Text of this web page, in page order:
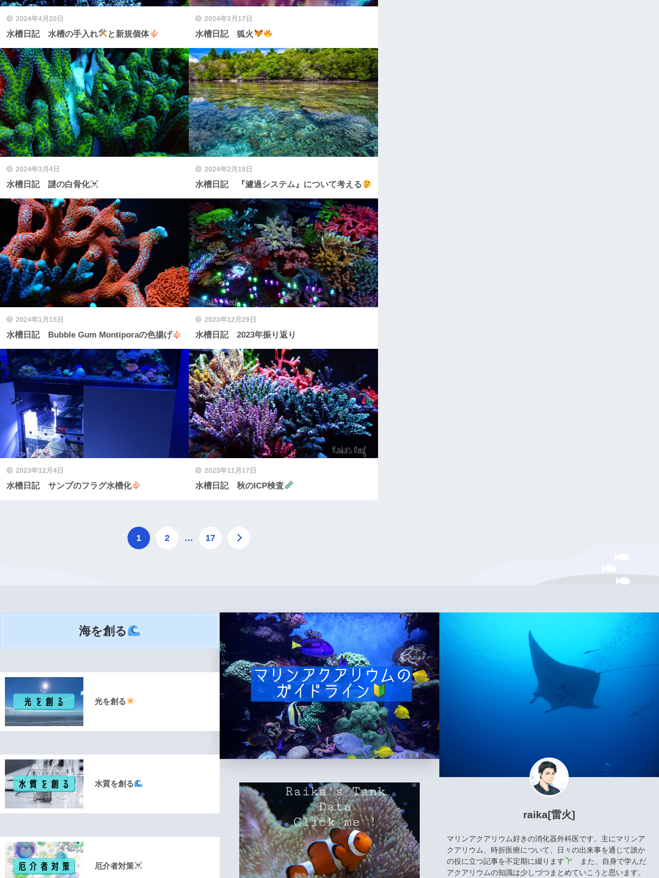
2024年4月20日
水槽日記 水槽の手入れ と新規個体
2024年3月17日
水槽日記 狐火
2024年3月4日
水槽日記 謎の白骨化
2024年2月18日
水槽日記 『濾過システム』について考える
2024年1月15日
水槽日記 Bubble Gum Montiporaの色揚げ
2023年12月29日
水槽日記 2023年振り返り
2023年12月4日
水槽日記 サンプのフラグ水槽化‪
2023年11月17日
水槽日記 秋のICP検査
1 2 … 17
海を創る
光を創る
水質を創る
厄介者対策
raika[雷火]
マリンアクアリウム好きの消化器外科医です。主にマリンア
クアリウム、時折医療について、日々の出来事を通じて誰か
の役に立つ記事を不定期に綴ります
また、自身で学んだ
アクアリウムの知識は少しづつまとめていこうと思います。